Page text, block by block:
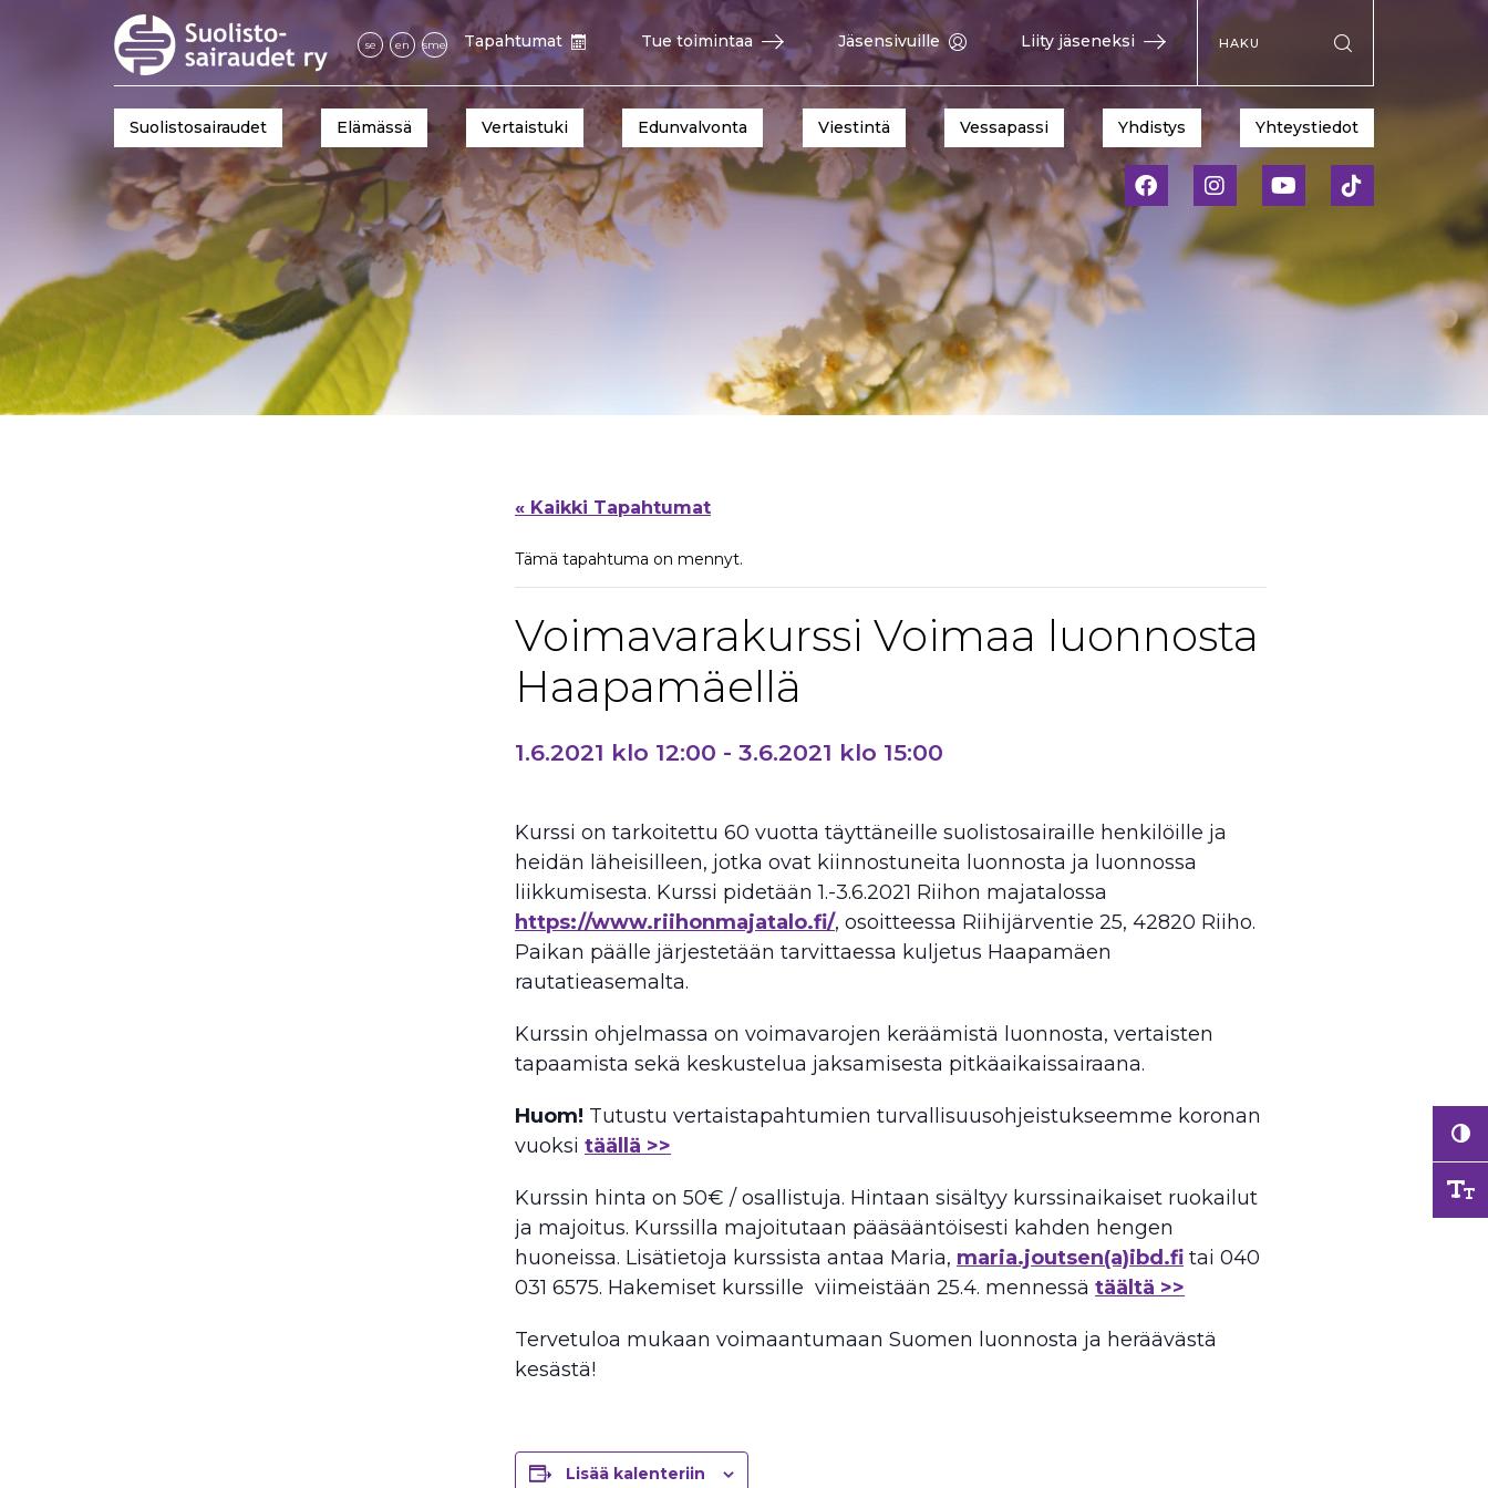
se en sme Tapahtumat Tue toimintaa Jäsensivuille Liity jäseneksi
Hae sivustolta
Suolistosairaudet Elämässä Vertaistuki Edunvalvonta Viestintä Vessapassi Yhdistys Yhteystiedot
« Kaikki Tapahtumat
Tämä tapahtuma on mennyt.
Voimavarakurssi Voimaa luonnosta
Haapamäellä
1.6.2021 klo 12:00 - 3.6.2021 klo 15:00
Kurssi on tarkoitettu 60 vuotta täyttäneille suolistosairaille henkilöille ja
heidän läheisilleen, jotka ovat kiinnostuneita luonnosta ja luonnossa
liikkumisesta. Kurssi pidetään 1.-3.6.2021 Riihon majatalossa
https://www.riihonmajatalo.fi/, osoitteessa Riihijärventie 25, 42820 Riiho.
Paikan päälle järjestetään tarvittaessa kuljetus Haapamäen
rautatieasemalta.
Kurssin ohjelmassa on voimavarojen keräämistä luonnosta, vertaisten
tapaamista sekä keskustelua jaksamisesta pitkäaikaissairaana.
Huom! Tutustu vertaistapahtumien turvallisuusohjeistukseemme koronan
vuoksi täällä >>
Kurssin hinta on 50€ / osallistuja. Hintaan sisältyy kurssinaikaiset ruokailut
ja majoitus. Kurssilla majoitutaan pääsääntöisesti kahden hengen
huoneissa. Lisätietoja kurssista antaa Maria, maria.joutsen(a)ibd.fi tai 040
031 6575. Hakemiset kurssille viimeistään 25.4. mennessä täältä >>
Tervetuloa mukaan voimaantumaan Suomen luonnosta ja heräävästä
kesästä!
Lisää kalenteriin